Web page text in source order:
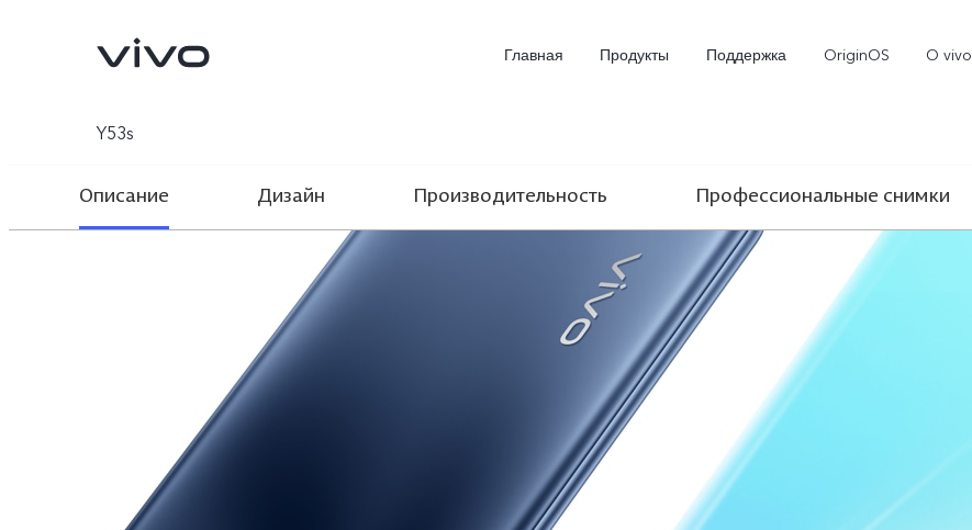
Главная Продукты Поддержка OriginOS O vivo
Y53s
Описание Дизайн Производительность Профессиональные снимки